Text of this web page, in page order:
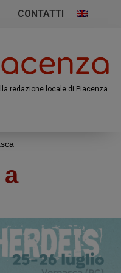
CONTATTI
redazione locale di Piacenza